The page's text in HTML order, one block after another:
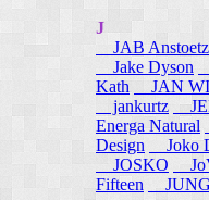
J
JAB Anstoetz
Jake Dyson
Kath
JAN
jankurtz
Energa Natural
Design
Joko
JOSKO
Fifteen
JUNG